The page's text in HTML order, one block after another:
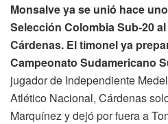
Monsalve ya se unió hace
Selección Colombia Sub-20
Cárdenas. El timonel ya
Campeonato Sudamericano
jugador de Independiente
Atlético Nacional, Cárdenas
Marquínez y dejó por fuera a